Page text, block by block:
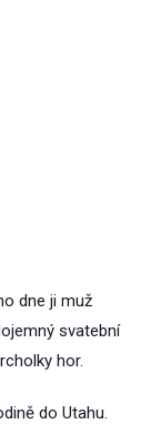
dne ji muž
svatební
hor.
do Utahu.